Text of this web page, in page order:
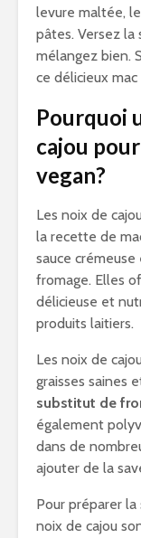
levure maltée,
pâtes. Versez la
mélangez bien.
ce délicieux
Pourquoi
cajou
vegan?
Les noix de
la recette de
sauce
fromage. Elles
délicieuse et
produits laitiers.
Les noix de
graisses saines
substitut de
également
dans de
ajouter de la
Pour préparer la
noix de cajou